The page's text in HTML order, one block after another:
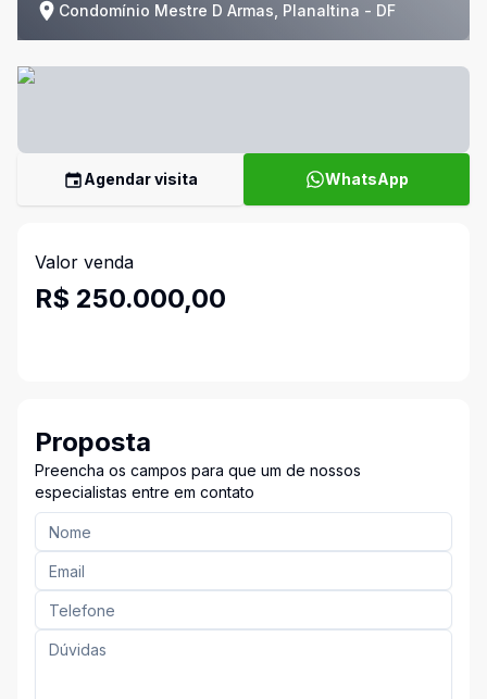
Condomínio Mestre D Armas, Planaltina - DF
Agendar visita WhatsApp
Valor venda
R$ 250.000,00
Proposta
Preencha os campos para que um de nossos
especialistas entre em contato